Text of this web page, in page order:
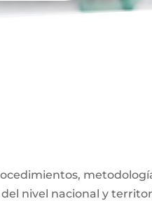
nivel nacional y